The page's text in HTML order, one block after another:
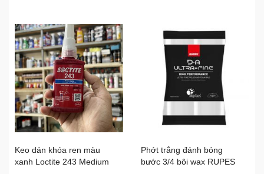
Keo dán khóa ren màu
xanh Loctite 243 Medium
Phớt trắng đánh bóng
bước 3/4 bôi wax RUPES